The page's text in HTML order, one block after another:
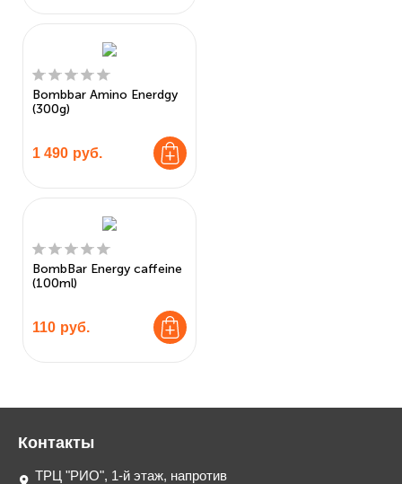
Bombbar Amino Enerdgy
(300g)
1 490 руб.
BombBar Energy caffeine
(100ml)
110 руб.
Контакты
ТРЦ "РИО", 1-й этаж, напротив